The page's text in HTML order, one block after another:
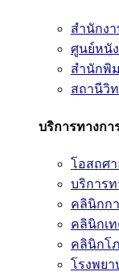
สำนักง
ศูนย์หนั
สำนักพิ
สถานีวิ
บริการทางกา
โอสถศา
บริการ
คลินิกก
คลินิกเ
คลินิกโ
โรงพยา